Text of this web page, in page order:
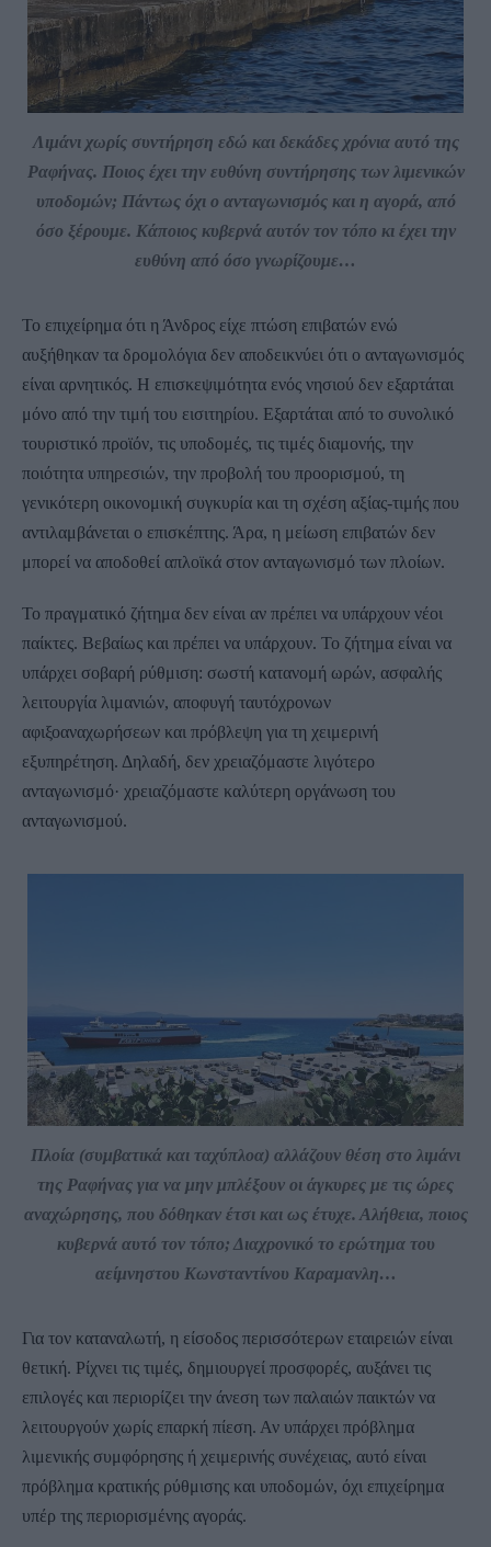
Λιμάνι χωρίς συντήρηση εδώ και δεκάδες χρόνια αυτό της
Ραφήνας. Ποιος έχει την ευθύνη συντήρησης των λιμενικών
υποδομών; Πάντως όχι ο ανταγωνισμός και η αγορά, από
όσο ξέρουμε. Κάποιος κυβερνά αυτόν τον τόπο κι έχει την
ευθύνη από όσο γνωρίζουμε…
Το επιχείρημα ότι η Άνδρος είχε πτώση επιβατών ενώ
αυξήθηκαν τα δρομολόγια δεν αποδεικνύει ότι ο ανταγωνισμός
είναι αρνητικός. Η επισκεψιμότητα ενός νησιού δεν εξαρτάται
μόνο από την τιμή του εισιτηρίου. Εξαρτάται από το συνολικό
τουριστικό προϊόν, τις υποδομές, τις τιμές διαμονής, την
ποιότητα υπηρεσιών, την προβολή του προορισμού, τη
γενικότερη οικονομική συγκυρία και τη σχέση αξίας-τιμής που
αντιλαμβάνεται ο επισκέπτης. Άρα, η μείωση επιβατών δεν
μπορεί να αποδοθεί απλοϊκά στον ανταγωνισμό των πλοίων.
Το πραγματικό ζήτημα δεν είναι αν πρέπει να υπάρχουν νέοι
παίκτες. Βεβαίως και πρέπει να υπάρχουν. Το ζήτημα είναι να
υπάρχει σοβαρή ρύθμιση: σωστή κατανομή ωρών, ασφαλής
λειτουργία λιμανιών, αποφυγή ταυτόχρονων
αφιξοαναχωρήσεων και πρόβλεψη για τη χειμερινή
εξυπηρέτηση. Δηλαδή, δεν χρειαζόμαστε λιγότερο
ανταγωνισμό· χρειαζόμαστε καλύτερη οργάνωση του
ανταγωνισμού.
Πλοία (συμβατικά και ταχύπλοα) αλλάζουν θέση στο λιμάνι
της Ραφήνας για να μην μπλέξουν οι άγκυρες με τις ώρες
αναχώρησης, που δόθηκαν έτσι και ως έτυχε. Αλήθεια, ποιος
κυβερνά αυτό τον τόπο; Διαχρονικό το ερώτημα του
αείμνηστου Κωνσταντίνου Καραμανλη…
Για τον καταναλωτή, η είσοδος περισσότερων εταιρειών είναι
θετική. Ρίχνει τις τιμές, δημιουργεί προσφορές, αυξάνει τις
επιλογές και περιορίζει την άνεση των παλαιών παικτών να
λειτουργούν χωρίς επαρκή πίεση. Αν υπάρχει πρόβλημα
λιμενικής συμφόρησης ή χειμερινής συνέχειας, αυτό είναι
πρόβλημα κρατικής ρύθμισης και υποδομών, όχι επιχείρημα
υπέρ της περιορισμένης αγοράς.